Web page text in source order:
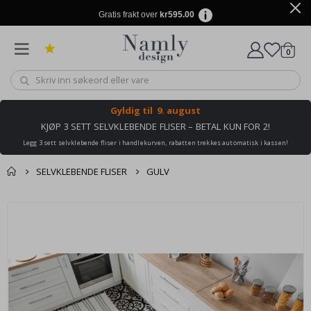
Gratis frakt over kr595.00
0varer
Gyldig til 9. august
KJØP 3 SETT SELVKLEBENDE FLISER – BETAL KUN FOR 2!
Legg 3 sett selvklebende fliser i handlekurven, rabatten trekkes automatisk i kassen!
SELVKLEBENDE FLISER GULV
bildegalleri